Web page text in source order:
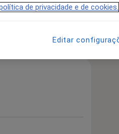
de privacidade e de cookies.
Editar